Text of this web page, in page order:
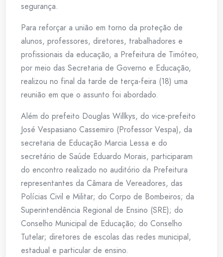
segurança.
Para reforçar a união em torno da proteção de
alunos, professores, diretores, trabalhadores e
profissionais da educação, a Prefeitura de Timóteo,
por meio das Secretaria de Governo e Educação,
realizou no final da tarde de terça-feira (18) uma
reunião em que o assunto foi abordado.
Além do prefeito Douglas Willkys, do vice-prefeito
José Vespasiano Cassemiro (Professor Vespa), da
secretaria de Educação Marcia Lessa e do
secretário de Saúde Eduardo Morais, participaram
do encontro realizado no auditório da Prefeitura
representantes da Câmara de Vereadores, das
Polícias Civil e Militar; do Corpo de Bombeiros; da
Superintendência Regional de Ensino (SRE); do
Conselho Municipal de Educação; do Conselho
Tutelar; diretores de escolas das redes municipal,
estadual e particular de ensino.